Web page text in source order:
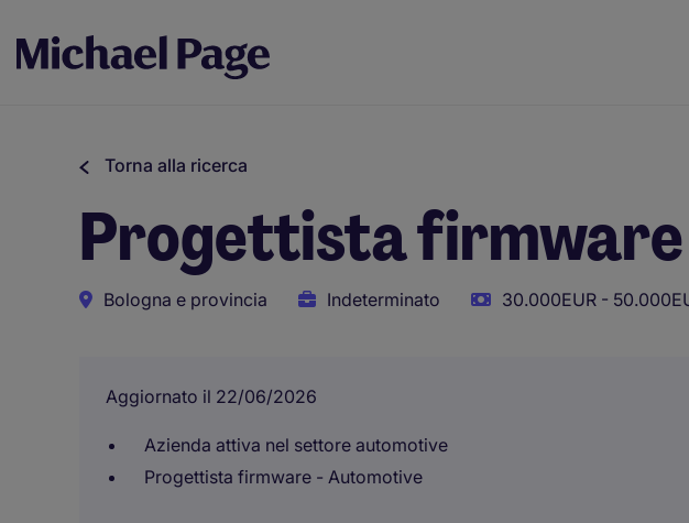
Torna alla ricerca
Progettista firmware
Bologna e provincia Indeterminato 30.000EUR -
Aggiornato il 22/06/2026
Azienda attiva nel settore automotive
Progettista firmware - Automotive